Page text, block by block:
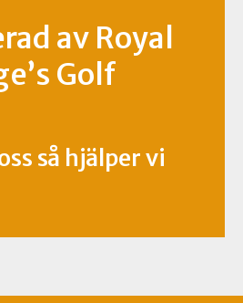
av Royal
Golf
så hjälper vi